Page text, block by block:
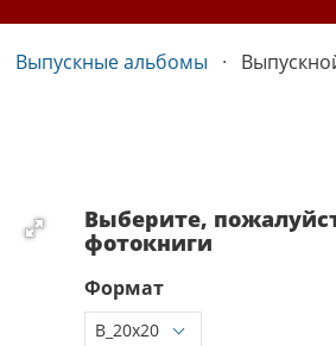
Выпускные альбомы
Выберите,
фотокниги
Формат